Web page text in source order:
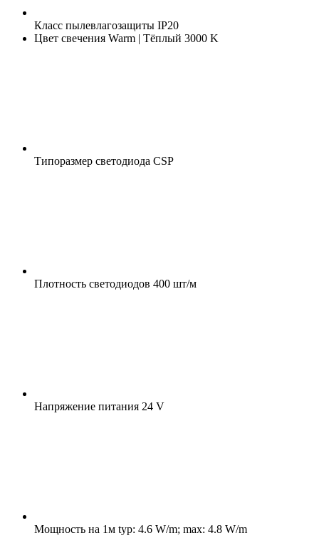
Класс пылевлагозащиты IP20
Цвет свечения Warm | Тёплый 3000 K
Типоразмер светодиода CSP
Плотность светодиодов 400 шт/м
Напряжение питания 24 V
Мощность на 1м typ: 4.6 W/m; max: 4.8 W/m